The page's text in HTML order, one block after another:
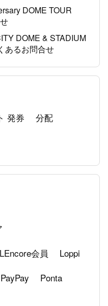
DOME TOUR
DOME & STADIUM
あるお問合せ
発券
分配
LEncore会員
Loppi
PayPay Ponta